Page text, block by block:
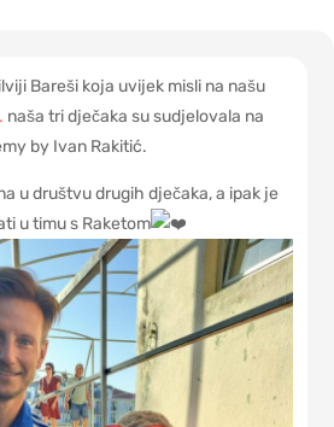
Bareši koja uvijek misli na našu
naša tri dječaka su sudjelovala na
by Ivan Rakitić.
u društvu drugih dječaka, a ipak je
u timu s Raketom